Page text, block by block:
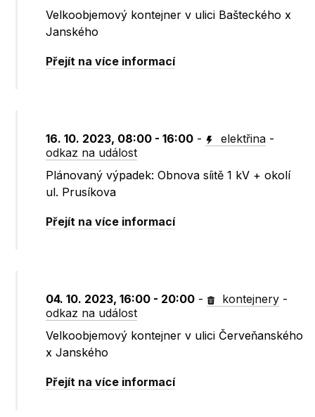
Velkoobjemový kontejner v ulici Bašteckého x
Janského
Přejít na více informací
16. 10. 2023, 08:00 - 16:00 - elektřina -
odkaz na událost
Plánovaný výpadek: Obnova síitě 1 kV + okolí
ul. Prusíkova
Přejít na více informací
04. 10. 2023, 16:00 - 20:00 - kontejnery -
odkaz na událost
Velkoobjemový kontejner v ulici Červeňanského
x Janského
Přejít na více informací